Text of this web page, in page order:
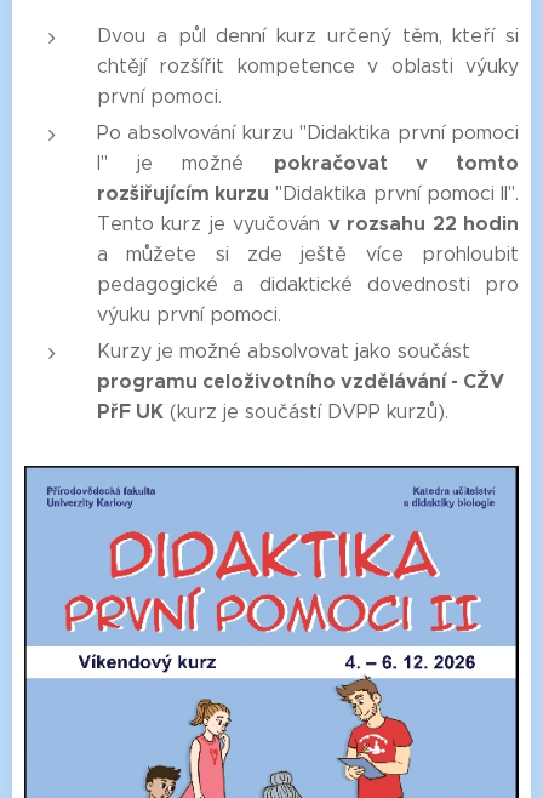
Dvou a půl denní kurz určený těm, kteří si
chtějí rozšířit kompetence v oblasti výuky
první pomoci.
Po absolvování kurzu "Didaktika první pomoci
I" je možné pokračovat v tomto
rozšiřujícím kurzu "Didaktika první pomoci II".
Tento kurz je vyučován v rozsahu 22 hodin
a můžete si zde ještě více prohloubit
pedagogické a didaktické dovednosti pro
výuku první pomoci.
Kurzy je možné absolvovat jako součást
programu celoživotního vzdělávání - CŽV
PřF UK (kurz je součástí DVPP kurzů).